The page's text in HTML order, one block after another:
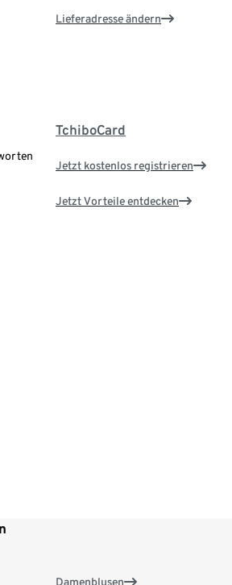
Lieferadresse ändern
TchiboCard
Jetzt kostenlos registrieren
Jetzt Vorteile entdecken
Damenblusen